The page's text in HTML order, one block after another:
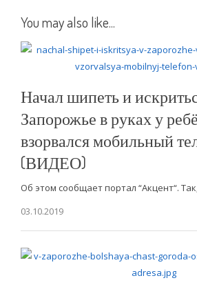
You may also like...
Начал шипеть и
Запорожье в руках у
взорвался мобильный
(ВИДЕО)
Об этом сообщает портал “Акцент“.
03.10.2019